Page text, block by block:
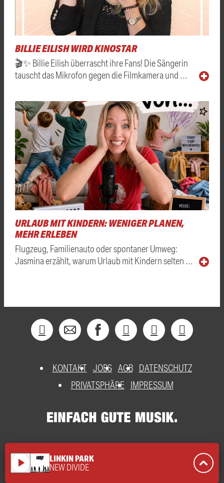
BILLIE EILISH WIRD KINOSTAR
🎬✨ Billie Eilish überrascht ihre Fans! Die Sängerin
tauscht das Mikrofon gegen die Filmkamera und …
URLAUB MIT KINDERN: WENIGER PLANEN,
MEHR ERLEBEN
Flugzeug, Familienauto oder spontaner Umweg:
Jasmina erzählt, warum Urlaub mit Kindern selten …
KONTAKT JOBS AGB DATENSCHUTZ
PRIVATSPHÄRE
IMPRESSUM
play_arrow LINKIN PARK
NEW DIVIDE